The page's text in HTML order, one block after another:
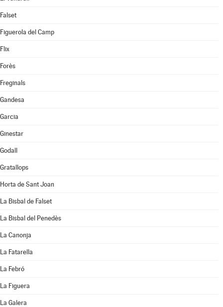
Falset
Figuerola del Camp
Flix
Forès
Freginals
Gandesa
Garcia
Ginestar
Godall
Gratallops
Horta de Sant Joan
La Bisbal de Falset
La Bisbal del Penedès
La Canonja
La Fatarella
La Febró
La Figuera
La Galera